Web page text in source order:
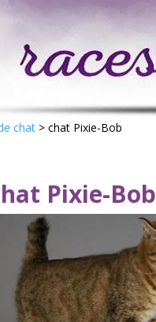
chat > chat Pixie-Bob
Pixie-Bob